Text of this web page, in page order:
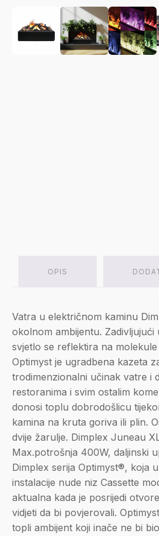
OPIS
Vatra u električnom kaminu
okolnom ambijentu.
svjetlo se reflektira na
Optimyst je ugradbena kazeta
trodimenzionalni učinak vatre i
restoranima i svim ostalim
donosi toplu dobrodošlicu
kamina na kruta goriva ili plin.
dvije žarulje. Dimplex Juneau
Max.potrošnja 400W, daljinski
Dimplex serija Optimyst®, koja
instalacije nude niz Cassette
aktualna kada je posrijedi
vidjeti da bi povjerovali.
topli ambijent koji inače ne bi